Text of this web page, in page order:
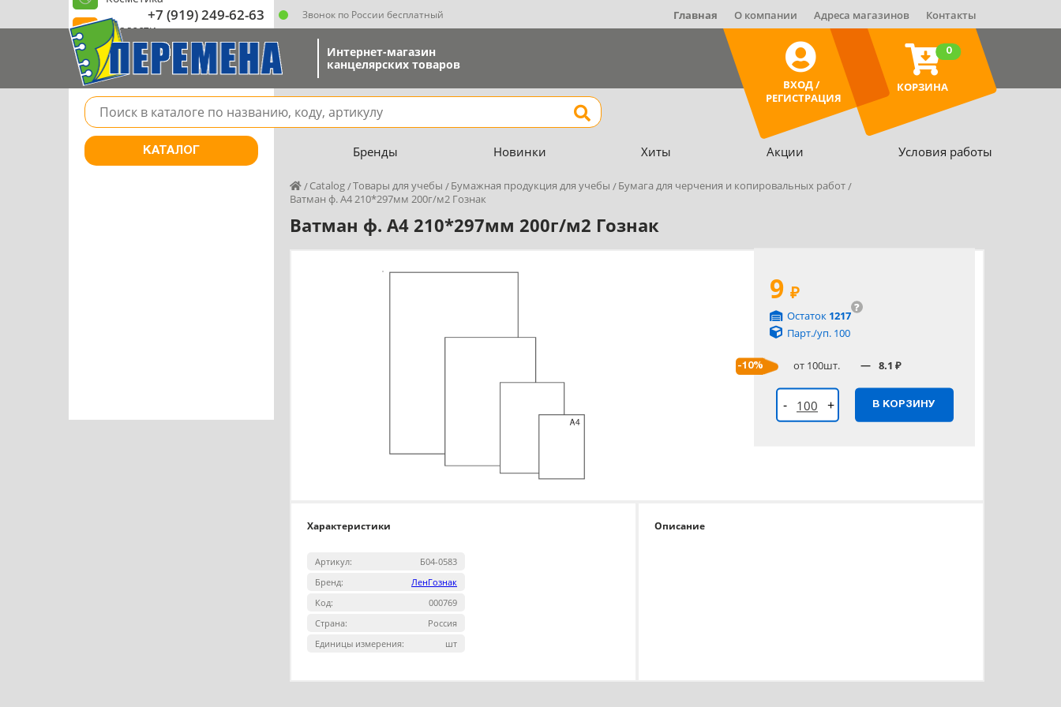
+7 (919) 249-62-63 Звонок по России бесплатный Главная О компании Адреса магазинов Контакты
Интернет-магазин
канцелярских товаров
ВХОД /
РЕГИСТРАЦИЯ
КОРЗИНА
0
Поле для поиска товара в каталоге Найти
КАТАЛОГ Бренды Новинки Хиты Акции Условия работы
Сладости
Игрушки магазин
Catalog Товары для учебы Бумажная продукция для учебы
Бумага для черчения и копировальных работ
Ватман ф. А4 210*297мм 200г/м2 Гознак
Ватман ф. А4 210*297мм 200г/м2 Гознак
9 ₽
?
Остаток 1217
Парт./уп. 100
-10% от 100шт. 8.1 ₽
- + В КОРЗИНУ
Характеристики
Артикул:
Б04-0583
Бренд:
ЛенГознак
Код:
000769
Страна:
Россия
Единицы измерения:
шт
Описание